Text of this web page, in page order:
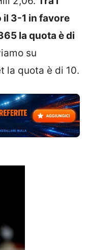
3-1 in favore
la quota è di
su
la quota è di 10.